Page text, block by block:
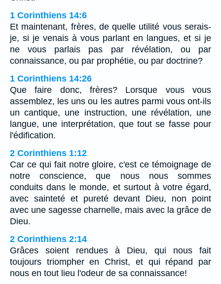
1 Corinthiens 14:6
Et maintenant, frères, de quelle utilité vous serais-
je, si je venais à vous parlant en langues, et si je
ne vous parlais pas par révélation, ou par
connaissance, ou par prophétie, ou par doctrine?
1 Corinthiens 14:26
Que faire donc, frères? Lorsque vous vous
assemblez, les uns ou les autres parmi vous ont-ils
un cantique, une instruction, une révélation, une
langue, une interprétation, que tout se fasse pour
l'édification.
2 Corinthiens 1:12
Car ce qui fait notre gloire, c'est ce témoignage de
notre conscience, que nous nous sommes
conduits dans le monde, et surtout à votre égard,
avec sainteté et pureté devant Dieu, non point
avec une sagesse charnelle, mais avec la grâce de
Dieu.
2 Corinthiens 2:14
Grâces soient rendues à Dieu, qui nous fait
toujours triompher en Christ, et qui répand par
nous en tout lieu l'odeur de sa connaissance!